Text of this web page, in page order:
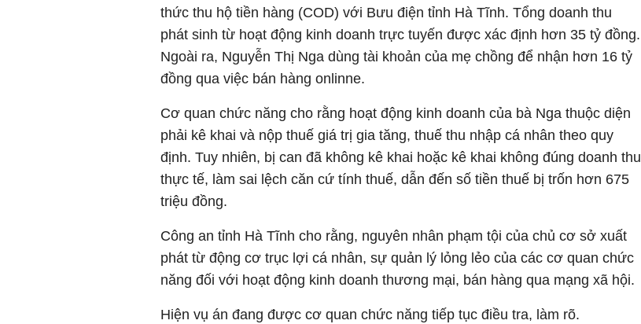
thức thu hộ tiền hàng (COD) với Bưu điện tỉnh Hà Tĩnh. Tổng doanh thu
phát sinh từ hoạt động kinh doanh trực tuyến được xác định hơn 35 tỷ đồng.
Ngoài ra, Nguyễn Thị Nga dùng tài khoản của mẹ chồng để nhận hơn 16 tỷ
đồng qua việc bán hàng onlinne.
Cơ quan chức năng cho rằng hoạt động kinh doanh của bà Nga thuộc diện
phải kê khai và nộp thuế giá trị gia tăng, thuế thu nhập cá nhân theo quy
định. Tuy nhiên, bị can đã không kê khai hoặc kê khai không đúng doanh thu
thực tế, làm sai lệch căn cứ tính thuế, dẫn đến số tiền thuế bị trốn hơn 675
triệu đồng.
Công an tỉnh Hà Tĩnh cho rằng, nguyên nhân phạm tội của chủ cơ sở xuất
phát từ động cơ trục lợi cá nhân, sự quản lý lỏng lẻo của các cơ quan chức
năng đối với hoạt động kinh doanh thương mại, bán hàng qua mạng xã hội.
Hiện vụ án đang được cơ quan chức năng tiếp tục điều tra, làm rõ.